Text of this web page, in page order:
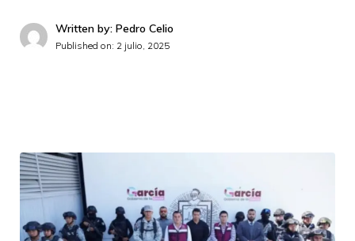
Written by: Pedro Celio
Published on: 2 julio, 2025